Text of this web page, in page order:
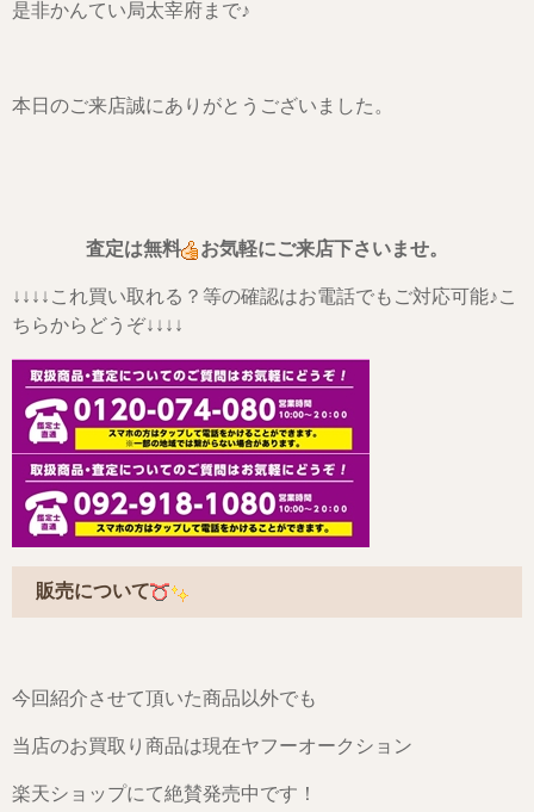
是非かんてい局太宰府まで♪
本日のご来店誠にありがとうございました。
査定は無料 お気軽にご来店下さいませ。
↓↓↓↓これ買い取れる？等の確認はお電話でもご対応可能♪こ
ちらからどうぞ↓↓↓↓
販売について
今回紹介させて頂いた商品以外でも
当店のお買取り商品は現在ヤフーオークション
楽天ショップにて絶賛発売中です！